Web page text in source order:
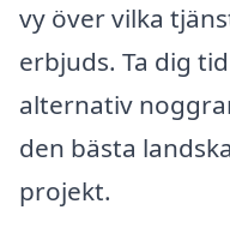
vy över vilka
erbjuds. Ta dig
alternativ
den bästa
projekt.